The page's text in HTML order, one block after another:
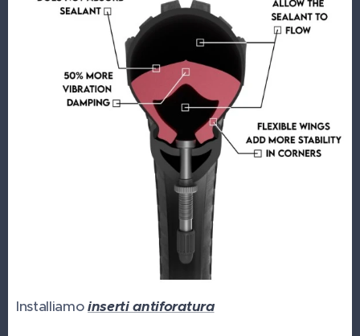
Installiamoinserti antiforatura